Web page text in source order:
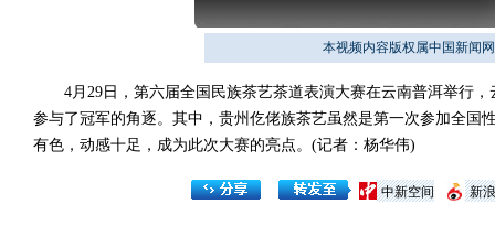
本视频内容版权属中国新闻
4月29日，第六届全国民族茶艺茶道表演大赛在云南普洱举行，
参与了冠军的角逐。其中，贵州仡佬族茶艺虽然是第一次参加全
有色，动感十足，成为此次大赛的亮点。(记者：杨华伟)
新
中新空间